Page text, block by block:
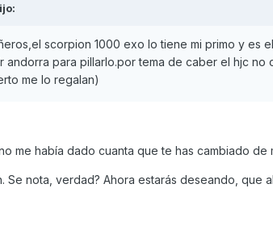
scorpion 1000 exo lo tiene mi primo y es
andorra para pillarlo.por tema de caber el hjc no
me lo regalan)
me había dado cuanta que te has cambiado de
Se nota, verdad? Ahora estarás deseando, que